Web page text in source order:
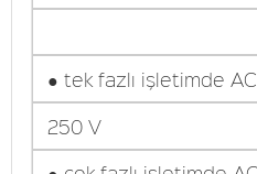
● tek fazlı işletimde
250 V